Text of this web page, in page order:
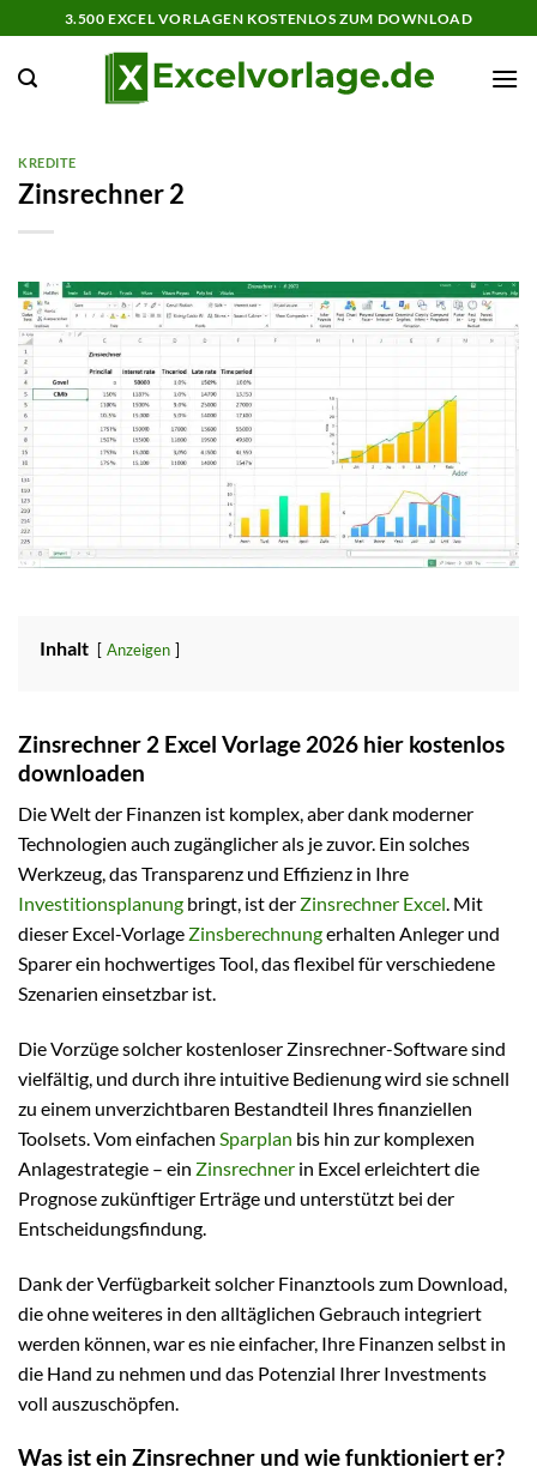
Inhalt
springen
3.500 EXCEL VORLAGEN KOSTENLOS ZUM DOWNLOAD
KREDITE
Zinsrechner 2
Inhalt Anzeigen
Zinsrechner 2 Excel Vorlage 2026 hier kostenlos
downloaden
Die Welt der Finanzen ist komplex, aber dank moderner
Technologien auch zugänglicher als je zuvor. Ein solches
Werkzeug, das Transparenz und Effizienz in Ihre
Investitionsplanung bringt, ist der Zinsrechner Excel. Mit
dieser Excel-Vorlage Zinsberechnungerhalten Anleger und
Sparer ein hochwertiges Tool, das flexibel für verschiedene
Szenarien einsetzbar ist.
Die Vorzüge solcher kostenloser Zinsrechner-Software sind
vielfältig, und durch ihre intuitive Bedienung wird sie schnell
zu einem unverzichtbaren Bestandteil Ihres finanziellen
Toolsets. Vom einfachen Sparplan bis hin zur komplexen
Anlagestrategie – ein Zinsrechner in Excel erleichtert die
Prognose zukünftiger Erträge und unterstützt bei der
Entscheidungsfindung.
Dank der Verfügbarkeit solcher Finanztools zum Download,
die ohne weiteres in den alltäglichen Gebrauch integriert
werden können, war es nie einfacher, Ihre Finanzen selbst in
die Hand zu nehmen und das Potenzial Ihrer Investments
voll auszuschöpfen.
Was ist ein Zinsrechner und wie funktioniert er?